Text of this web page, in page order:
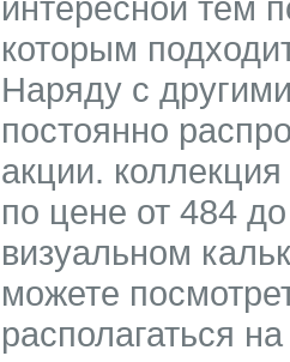
которым
Наряду с
постоянно
акции.
по цене от 484
визуальном
можете
располагаться